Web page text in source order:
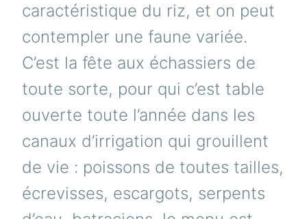
caractéristique du riz, et on peut
contempler une faune variée.
C’est la fête aux échassiers de
toute sorte, pour qui c’est table
ouverte toute l’année dans les
canaux d’irrigation qui grouillent
de vie : poissons de toutes tailles,
écrevisses, escargots, serpents